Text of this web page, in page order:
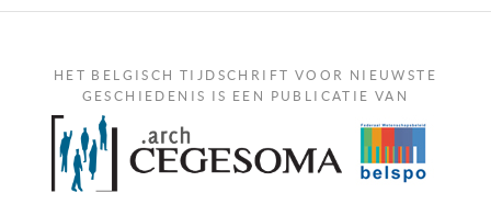
HET BELGISCH TIJDSCHRIFT VOOR NIEUWSTE
GESCHIEDENIS IS EEN PUBLICATIE VAN